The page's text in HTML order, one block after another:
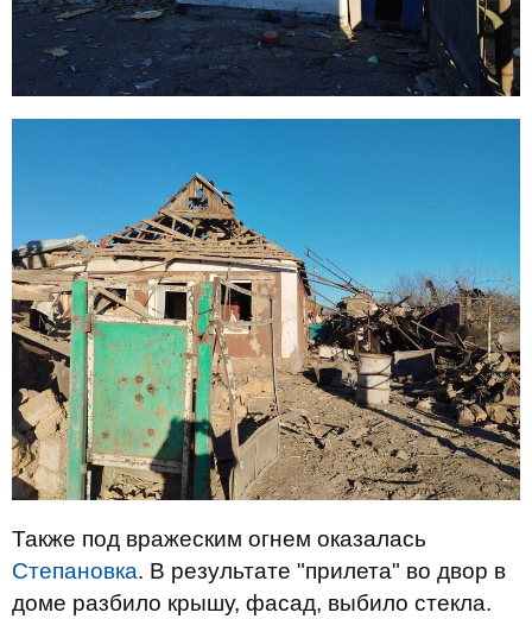
Также под вражеским огнем оказалась
Степановка. В результате "прилета" во двор в
доме разбило крышу, фасад, выбило стекла.